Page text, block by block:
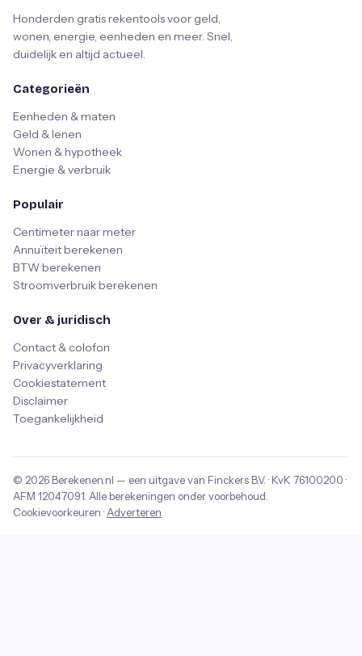
Honderden gratis rekentools voor geld,
wonen, energie, eenheden en meer. Snel,
duidelijk en altijd actueel.
Categorieën
Eenheden & maten
Geld & lenen
Wonen & hypotheek
Energie & verbruik
Populair
Centimeter naar meter
Annuïteit berekenen
BTW berekenen
Stroomverbruik berekenen
Over & juridisch
Contact & colofon
Privacyverklaring
Cookiestatement
Disclaimer
Toegankelijkheid
© 2026 Berekenen.nl — een uitgave van Finckers B.V. · KvK 76100200 ·
AFM 12047091 . Alle berekeningen onder voorbehoud.
Cookievoorkeuren · Adverteren